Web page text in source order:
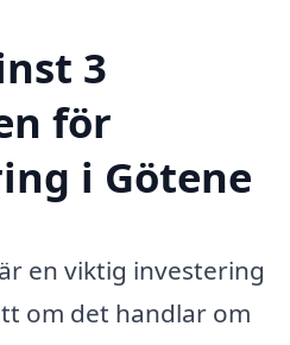
3
för
i Götene
en viktig investering
om det handlar om